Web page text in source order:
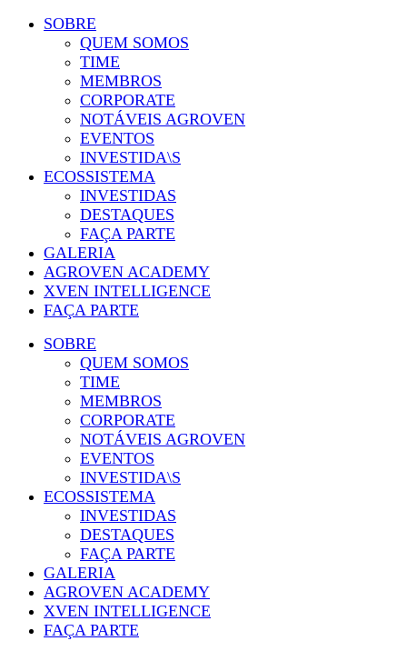
SOBRE
QUEM SOMOS
TIME
MEMBROS
CORPORATE
NOTÁVEIS AGROVEN
EVENTOS
INVESTIDA\S
ECOSSISTEMA
INVESTIDAS
DESTAQUES
FAÇA PARTE
GALERIA
AGROVEN ACADEMY
XVEN INTELLIGENCE
FAÇA PARTE
SOBRE
QUEM SOMOS
TIME
MEMBROS
CORPORATE
NOTÁVEIS AGROVEN
EVENTOS
INVESTIDA\S
ECOSSISTEMA
INVESTIDAS
DESTAQUES
FAÇA PARTE
GALERIA
AGROVEN ACADEMY
XVEN INTELLIGENCE
FAÇA PARTE